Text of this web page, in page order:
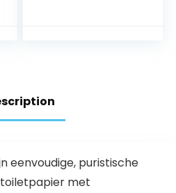
eenvoudige, puristische
met